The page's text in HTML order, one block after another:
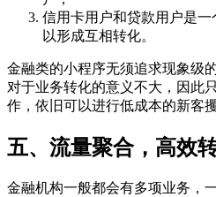
信用卡用户和贷款用户是
以形成互相转化。
金融类的小程序无须追求现象级
对于业务转化的意义不大，因此
作，依旧可以进行低成本的新客攫
五、流量聚合，高效
金融机构一般都会有多项业务，